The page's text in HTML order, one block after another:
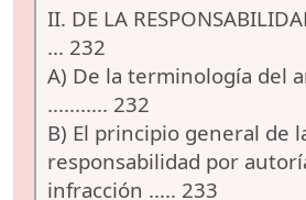
II. DE LA
... 232
A) De la terminología del
........... 232
B) El principio general de
responsabilidad por
infracción ..... 233